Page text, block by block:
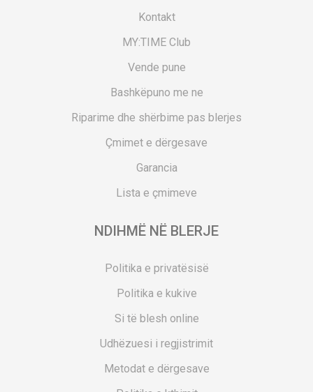
Kontakt
MY:TIME Club
Vende pune
Bashkëpuno me ne
Riparime dhe shërbime pas blerjes
Çmimet e dërgesave
Garancia
Lista e çmimeve
NDIHMË NË BLERJE
Politika e privatësisë
Politika e kukive
Si të blesh online
Udhëzuesi i regjistrimit
Metodat e dërgesave